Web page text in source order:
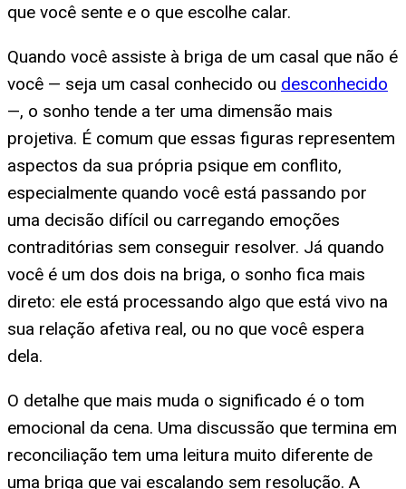
que você sente e o que escolhe calar.
Quando você assiste à briga de um casal que não é
você — seja um casal conhecido ou desconhecido
—, o sonho tende a ter uma dimensão mais
projetiva. É comum que essas figuras representem
aspectos da sua própria psique em conflito,
especialmente quando você está passando por
uma decisão difícil ou carregando emoções
contraditórias sem conseguir resolver. Já quando
você é um dos dois na briga, o sonho fica mais
direto: ele está processando algo que está vivo na
sua relação afetiva real, ou no que você espera
dela.
O detalhe que mais muda o significado é o tom
emocional da cena. Uma discussão que termina em
reconciliação tem uma leitura muito diferente de
uma briga que vai escalando sem resolução. A